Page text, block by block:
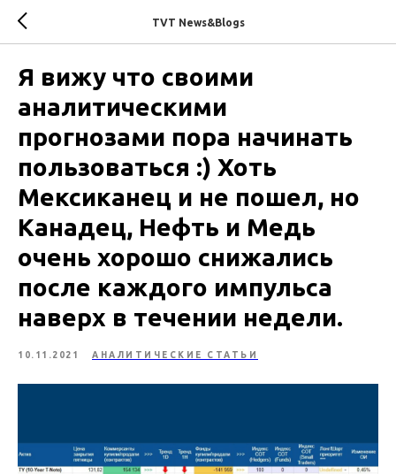
TVT News&Blogs
​​Я вижу что своими
аналитическими
прогнозами пора начинать
пользоваться :) Хоть
Мексиканец и не пошел, но
Канадец, Нефть и Медь
очень хорошо снижались
после каждого импульса
наверх в течении недели.
10.11.2021 АНАЛИТИЧЕСКИЕ СТАТЬИ